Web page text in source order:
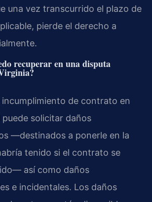
una vez transcurrido el plazo de
pierde el derecho a
recuperar en una disputa
incumplimiento de contrato en
solicitar daños
—destinados a ponerle en la
tenido si el contrato se
así como daños
e incidentales. Los daños